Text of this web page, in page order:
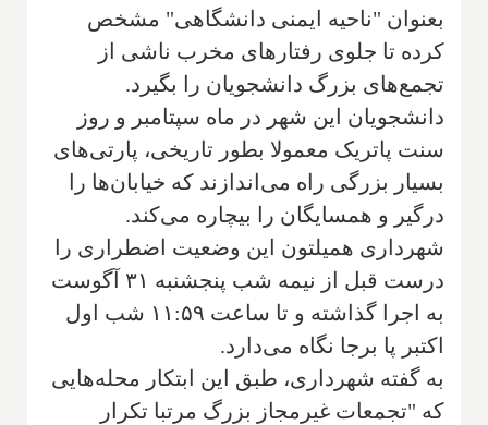
بعنوان "ناحیه ایمنی دانشگاهی" مشخص
کرده تا جلوی رفتارهای مخرب ناشی از
تجمع‌های بزرگ دانشجویان را بگیرد.
دانشجویان این شهر در ماه سپتامبر و روز
سنت پاتریک معمولا بطور تاریخی، پارتی‌های
بسیار بزرگی راه می‌اندازند که خیابان‌ها را
درگیر و همسایگان را بیچاره می‌کند.
شهرداری همیلتون این وضعیت اضطراری را
درست قبل از نیمه شب پنجشنبه ۳۱ آگوست
به اجرا گذاشته و تا ساعت ۱۱:۵۹ شب اول
اکتبر پا برجا نگاه می‌دارد.
به گفته شهرداری، طبق این ابتکار محله‌هایی
که "تجمعات غیرمجاز بزرگ مرتبا تکرار